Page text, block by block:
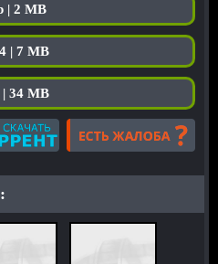
| 2 MB
| 7 MB
34 MB